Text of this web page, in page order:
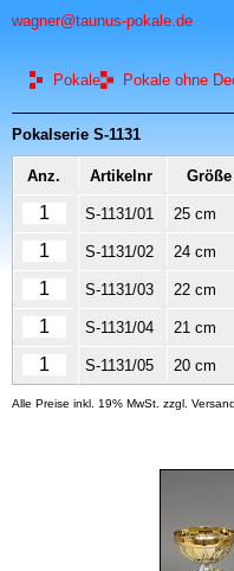
wagner@taunus-pokale.de
Pokale Pokale ohne
Pokalserie S-1131
Anz. Artikelnr Größe
S-1131/01 25 cm
S-1131/02 24 cm
S-1131/03 22 cm
S-1131/04 21 cm
S-1131/05 20 cm
Alle Preise inkl. 19% MwSt. zzgl.